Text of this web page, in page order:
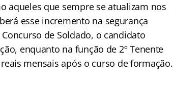
aqueles que sempre se atualizam nos
esse incremento na segurança
de Soldado, o candidato
enquanto na função de 2º Tenente
mensais após o curso de formação.